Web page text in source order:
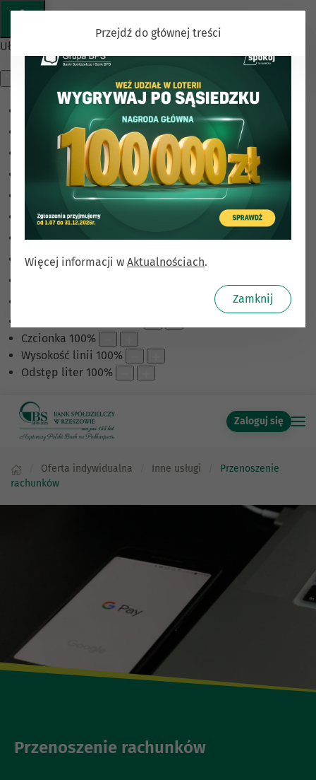
Ułatwienia dostępu
Monochromatyczny
Ciemny kontrast
Jasny kontrast
Niskie nasycenie
Wysokie nasycenie
Zaznacz linki
Zaznacz nagłówki
Czcionka 100%
Wysokość linii 100%
Odstęp liter 100%
Przejdź do głównej treści
Zaloguj się
Oferta indywidualna Inne usługi
Przenoszenie
rachunków
Przenoszenie rachunków
Więcej informacji w Aktualnościach.
Zamknij